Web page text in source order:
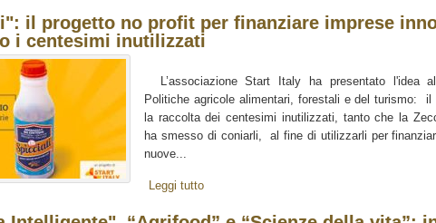
il progetto no profit per finanziare imprese
i centesimi inutilizzati
L’associazione Start Italy ha presentato l'idea
Politiche agricole alimentari, forestali e del turismo: il
la raccolta dei centesimi inutilizzati, tanto che la
ha smesso di coniarli, al fine di utilizzarli per
nuove...
Leggi tutto